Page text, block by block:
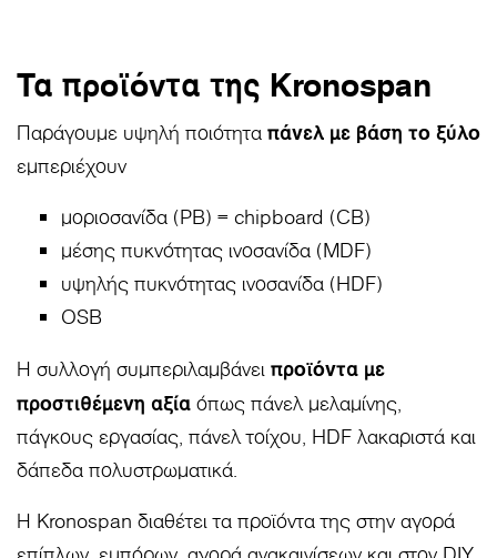
Τα προϊόντα της Kronospan
Παράγουμε υψηλή ποιότητα πάνελ με βάση το ξύλο
εμπεριέχουν
μοριοσανίδα (PB) = chipboard (CB)
μέσης πυκνότητας ινοσανίδα (MDF)
υψηλής πυκνότητας ινοσανίδα (HDF)
OSB
Η συλλογή συμπεριλαμβάνει προϊόντα με
προστιθέμενη αξία όπως πάνελ μελαμίνης,
πάγκους εργασίας, πάνελ τοίχου, HDF λακαριστά και
δάπεδα πολυστρωματικά.
Η Kronospan διαθέτει τα προϊόντα της στην αγορά